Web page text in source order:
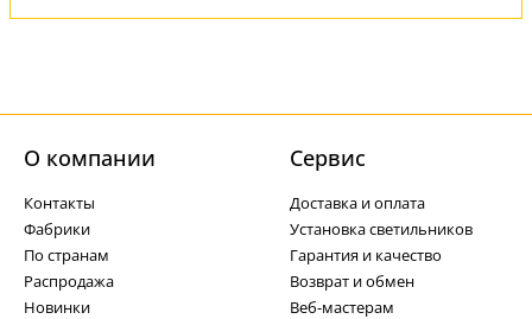
О компании
Контакты
Фабрики
По странам
Распродажа
Новинки
Cервис
Доставка и оплата
Установка светильников
Гарантия и качество
Возврат и обмен
Веб-мастерам